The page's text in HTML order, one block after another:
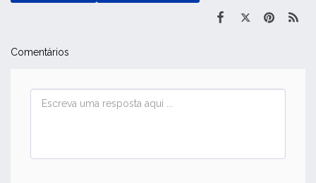
Comentários